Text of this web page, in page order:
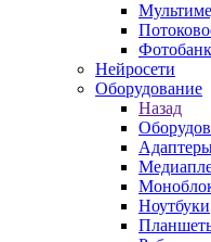
Нейросети
Оборудование
Назад
Ноутбуки